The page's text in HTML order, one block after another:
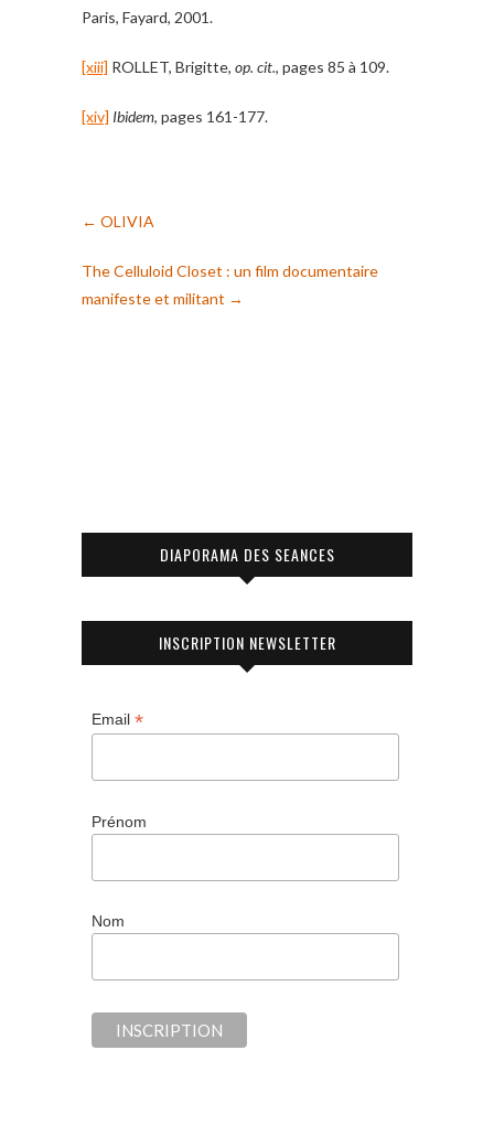
Paris, Fayard, 2001.
[xiii] ROLLET, Brigitte, op. cit., pages 85 à 109.
[xiv] Ibidem, pages 161-177.
← OLIVIA
The Celluloid Closet : un film documentaire
manifeste et militant →
DIAPORAMA DES SEANCES
INSCRIPTION NEWSLETTER
Email *
Prénom
Nom